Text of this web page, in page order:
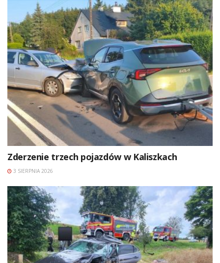
Zderzenie trzech pojazdów w Kaliszkach
3 SIERPNIA 2026